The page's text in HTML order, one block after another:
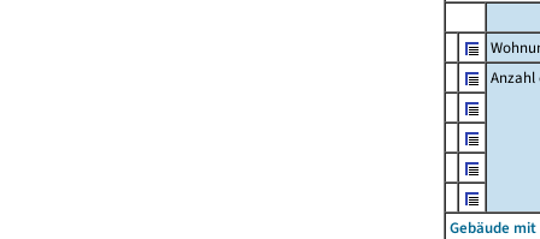
Anzahl
Gebäude